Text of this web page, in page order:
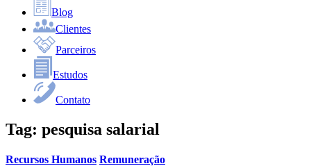
Blog
Clientes
Parceiros
Estudos
Contato
Tag: pesquisa salarial
Recursos Humanos Remuneração